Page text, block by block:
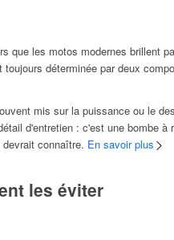
que les motos modernes brillent
déterminée par deux
mis sur la puissance ou le
d'entretien : c'est une bombe à
connaître. En savoir plus
les éviter